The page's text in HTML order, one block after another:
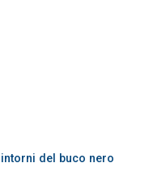
del buco nero